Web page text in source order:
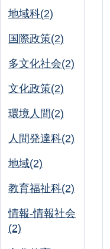
地域科(2)
国際政策(2)
多文化社会(2)
文化政策(2)
環境人間(2)
人間発達科(2)
地域(2)
教育福祉科(2)
情報-情報社会
(2)